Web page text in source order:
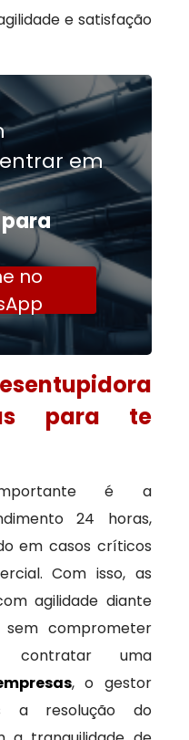
e satisfação
em
no
para te
é a
24 horas,
em casos críticos
Com isso, as
agilidade diante
sem comprometer
contratar uma
, o gestor
a resolução do